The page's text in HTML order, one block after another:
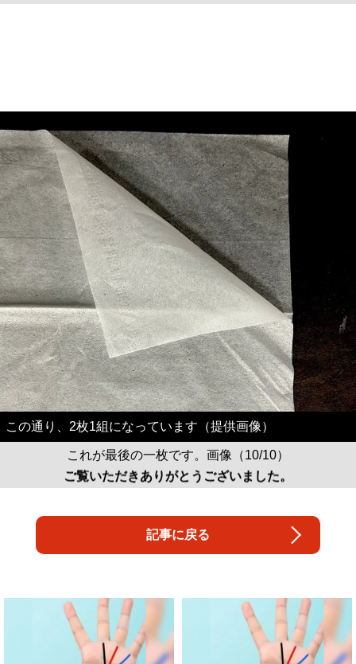
この通り、2枚1組になっています（提供画像）
これが最後の一枚です。画像（10/10）
ご覧いただきありがとうございました。
記事に戻る